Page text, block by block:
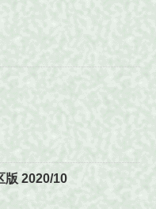
2020/10